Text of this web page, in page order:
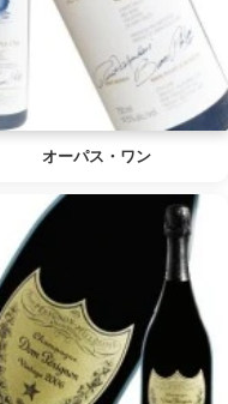
オーパス・ワン